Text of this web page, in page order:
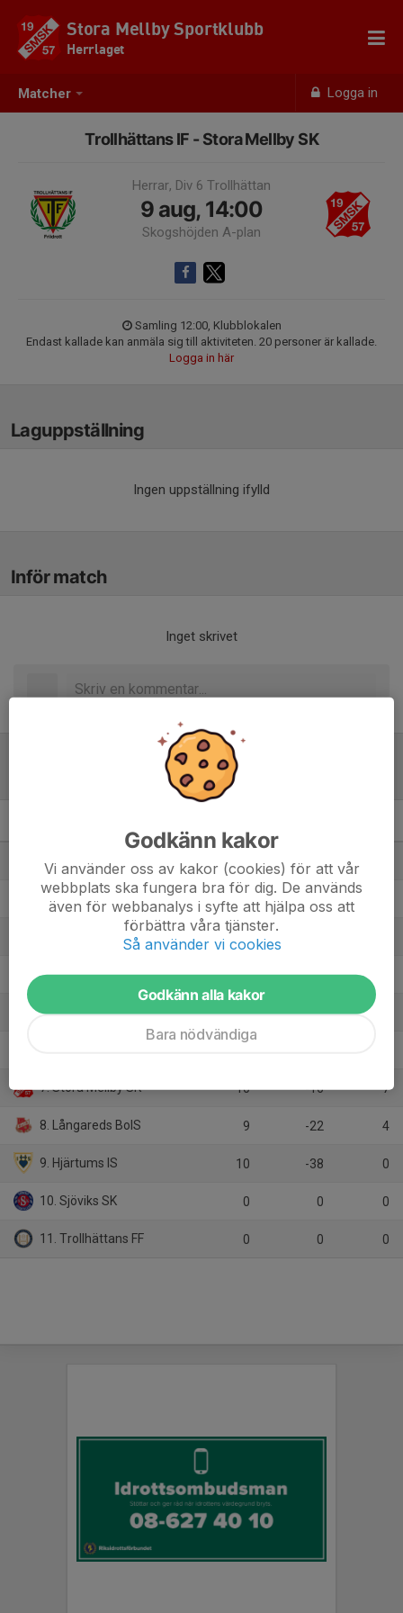
Matcher Logga in
Stora Mellby Sportklubb
Herrlaget
Trollhättans IF - Stora Mellby SK
Herrar, Div 6 Trollhättan
9 aug, 14:00
Skogshöjden A-plan
Samling 12:00, Klubblokalen
Endast kallade kan anmäla sig till aktiviteten. 20 personer är kallade.
Logga in här
Laguppställning
Ingen uppställning ifylld
Inför match
Inget skrivet
1. Trollhättans IF
2. Lödöse Nygård IK
4. Främmestads IK 10 12
5. Hemsjö IF 9 2
7. Stora Mellby SK 10 -16 7
8. Långareds BoIS 9 -22 4
9. Hjärtums IS 10 -38 0
10. Sjöviks SK 0 0 0
11. Trollhättans FF 0 0 0
Godkänn kakor
Vi använder oss av kakor (cookies) för att vår
webbplats ska fungera bra för dig. De används
även för webbanalys i syfte att hjälpa oss att
förbättra våra tjänster.
Så använder vi cookies
Godkänn alla kakor
Bara nödvändiga